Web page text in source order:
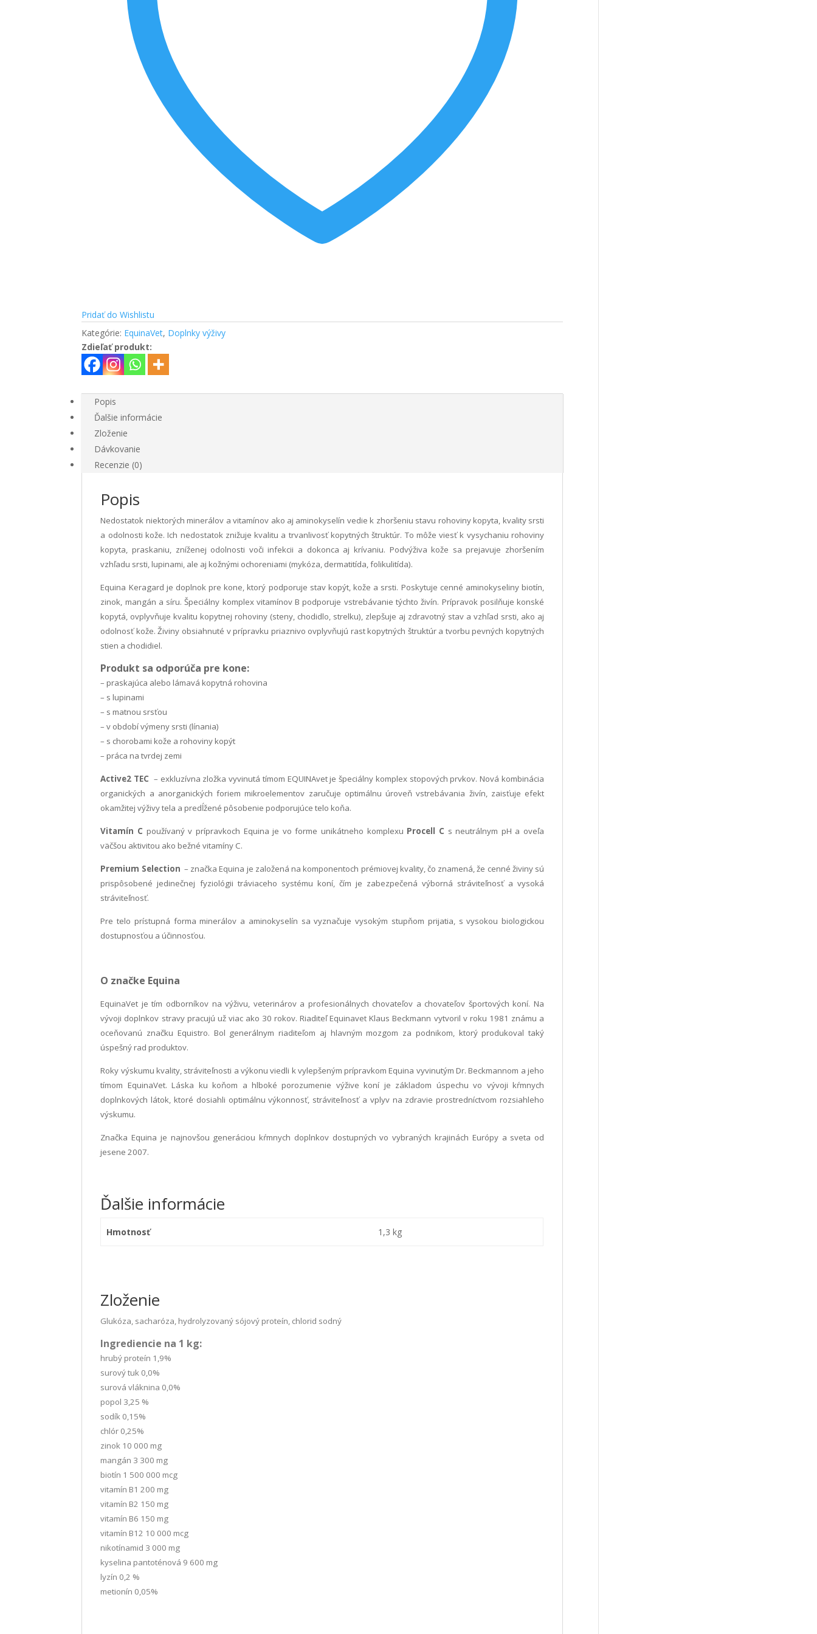
Pridať do Wishlistu
Kategórie: EquinaVet, Doplnky výživy
Zdieľať produkt:
Popis
Ďalšie informácie
Zloženie
Dávkovanie
Recenzie (0)
Popis
Nedostatok niektorých minerálov a vitamínov ako aj aminokyselín vedie k zhoršeniu stavu rohoviny kopyta, kvality srsti
a odolnosti kože. Ich nedostatok znižuje kvalitu a trvanlivosť kopytných štruktúr. To môže viesť k vysychaniu rohoviny
kopyta, praskaniu, zníženej odolnosti voči infekcii a dokonca aj krívaniu. Podvýživa kože sa prejavuje zhoršením
vzhľadu srsti, lupinami, ale aj kožnými ochoreniami (mykóza, dermatitída, folikulitída).
Equina Keragard je doplnok pre kone, ktorý podporuje stav kopýt, kože a srsti. Poskytuje cenné aminokyseliny biotín,
zinok, mangán a síru. Špeciálny komplex vitamínov B podporuje vstrebávanie týchto živín. Prípravok posilňuje konské
kopytá, ovplyvňuje kvalitu kopytnej rohoviny (steny, chodidlo, strelku), zlepšuje aj zdravotný stav a vzhľad srsti, ako aj
odolnosť kože. Živiny obsiahnuté v prípravku priaznivo ovplyvňujú rast kopytných štruktúr a tvorbu pevných kopytných
stien a chodidiel.
Produkt sa odporúča pre kone:
– praskajúca alebo lámavá kopytná rohovina
– s lupinami
– s matnou srsťou
– v období výmeny srsti (línania)
– s chorobami kože a rohoviny kopýt
– práca na tvrdej zemi
Active2 TEC – exkluzívna zložka vyvinutá tímom EQUINAvet je špeciálny komplex stopových prvkov. Nová kombinácia
organických a anorganických foriem mikroelementov zaručuje optimálnu úroveň vstrebávania živín, zaisťuje efekt
okamžitej výživy tela a predĺžené pôsobenie podporujúce telo koňa.
Vitamín C používaný v prípravkoch Equina je vo forme unikátneho komplexu Procell C s neutrálnym pH a oveľa
väčšou aktivitou ako bežné vitamíny C.
Premium Selection – značka Equina je založená na komponentoch prémiovej kvality, čo znamená, že cenné živiny sú
prispôsobené jedinečnej fyziológii tráviaceho systému koní, čím je zabezpečená výborná stráviteľnosť a vysoká
stráviteľnosť.
Pre telo prístupná forma minerálov a aminokyselín sa vyznačuje vysokým stupňom prijatia, s vysokou biologickou
dostupnosťou a účinnosťou.
O značke Equina
EquinaVet je tím odborníkov na výživu, veterinárov a profesionálnych chovateľov a chovateľov športových koní. Na
vývoji doplnkov stravy pracujú už viac ako 30 rokov. Riaditeľ Equinavet Klaus Beckmann vytvoril v roku 1981 známu a
oceňovanú značku Equistro. Bol generálnym riaditeľom aj hlavným mozgom za podnikom, ktorý produkoval taký
úspešný rad produktov.
Roky výskumu kvality, stráviteľnosti a výkonu viedli k vylepšeným prípravkom Equina vyvinutým Dr. Beckmannom a jeho
tímom EquinaVet. Láska ku koňom a hlboké porozumenie výžive koní je základom úspechu vo vývoji kŕmnych
doplnkových látok, ktoré dosiahli optimálnu výkonnosť, stráviteľnosť a vplyv na zdravie prostredníctvom rozsiahleho
výskumu.
Značka Equina je najnovšou generáciou kŕmnych doplnkov dostupných vo vybraných krajinách Európy a sveta od
jesene 2007.
Ďalšie informácie
Hmotnosť 1,3 kg
Zloženie
Glukóza, sacharóza, hydrolyzovaný sójový proteín, chlorid sodný
Ingrediencie na 1 kg:
hrubý proteín 1,9%
surový tuk 0,0%
surová vláknina 0,0%
popol 3,25 %
sodík 0,15%
chlór 0,25%
zinok 10 000 mg
mangán 3 300 mg
biotín 1 500 000 mcg
vitamín B1 200 mg
vitamín B2 150 mg
vitamín B6 150 mg
vitamín B12 10 000 mcg
nikotínamid 3 000 mg
kyselina pantoténová 9 600 mg
lyzín 0,2 %
metionín 0,05%